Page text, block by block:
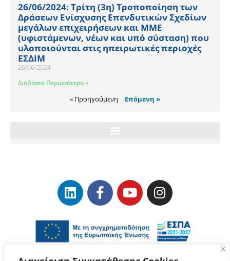
26/06/2024: Τρίτη (3η) Τροποποίηση των
Δράσεων Ενίσχυσης Επενδυτικών Σχεδίων
μεγάλων επιχειρήσεων και ΜΜΕ
(υφιστάμενων, νέων και υπό σύσταση) που
υλοποιούνται στις ηπειρωτικές περιοχές
ΕΣΔΙΜ
26/06/2024
Διαβάστε Περισσότερα »
« Προηγούμενη Επόμενη »